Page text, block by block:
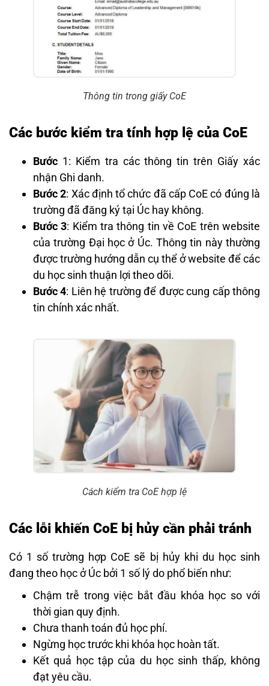
Thông tin trong giấy CoE
Các bước kiểm tra tính hợp lệ của CoE
Bước 1: Kiểm tra các thông tin trên Giấy xác
nhận Ghi danh.
Bước 2: Xác định tổ chức đã cấp CoE có đúng là
trường đã đăng ký tại Úc hay không.
Bước 3: Kiểm tra thông tin về CoE trên website
của trường Đại học ở Úc. Thông tin này thường
được trường hướng dẫn cụ thể ở website để các
du học sinh thuận lợi theo dõi.
Bước 4: Liên hệ trường để được cung cấp thông
tin chính xác nhất.
Cách kiểm tra CoE hợp lệ
Các lỗi khiến CoE bị hủy cần phải tránh
Có 1 số trường hợp CoE sẽ bị hủy khi du học sinh
đang theo học ở Úc bởi 1 số lý do phổ biến như:
Chậm trễ trong việc bắt đầu khóa học so với
thời gian quy định.
Chưa thanh toán đủ học phí.
Ngừng học trước khi khóa học hoàn tất.
Kết quả học tập của du học sinh thấp, không
đạt yêu cầu.